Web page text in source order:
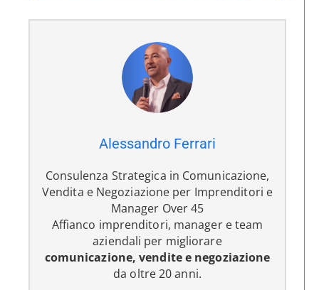
Alessandro Ferrari
Consulenza Strategica in Comunicazione,
Vendita e Negoziazione per Imprenditori e
Manager Over 45
Affianco imprenditori, manager e team
aziendali per migliorare
comunicazione, vendite e negoziazione
da oltre 20 anni.